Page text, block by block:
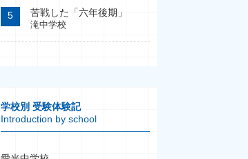
苦戦した「六年後期」
滝中学校
学校別 受験体験記
Introduction by school